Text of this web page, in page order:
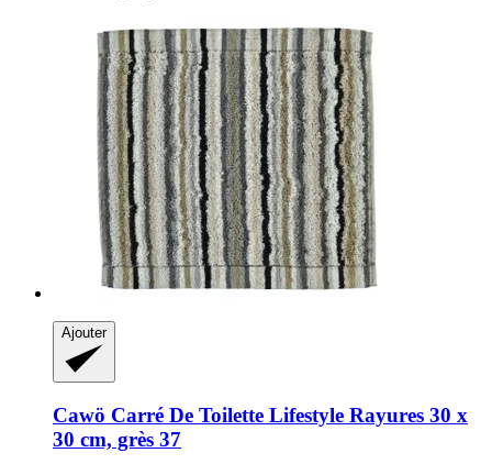
Ajouter
Cawö Carré De Toilette Lifestyle Rayures 30 x
30 cm, grès 37